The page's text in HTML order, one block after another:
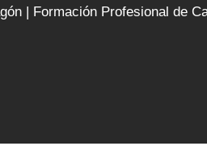
| Formación Profesional de